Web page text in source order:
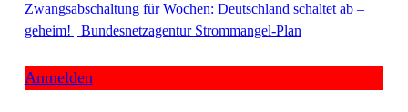
Zwangsabschaltung für Wochen: Deutschland schaltet ab –
geheim! | Bundesnetzagentur Strommangel-Plan
Anmelden